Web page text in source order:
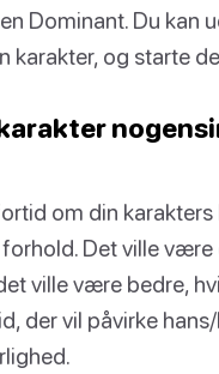
Dominant. Du kan
karakter, og starte
karakter
om din karakters
Det ville
ville være bedre,
der vil påvirke